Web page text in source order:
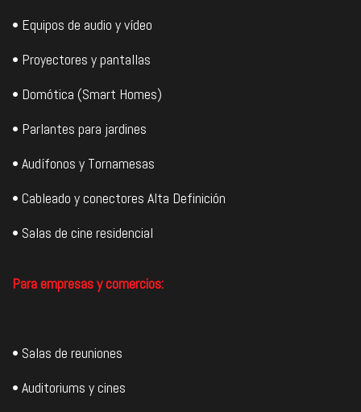
• Equipos de audio y vídeo
• Proyectores y pantallas
• Domótica (Smart Homes)
• Parlantes para jardines
• Audífonos y Tornamesas
• Cableado y conectores Alta Definición
• Salas de cine residencial
Para empresas y comercios:
• Salas de reuniones
• Auditoriums y cines